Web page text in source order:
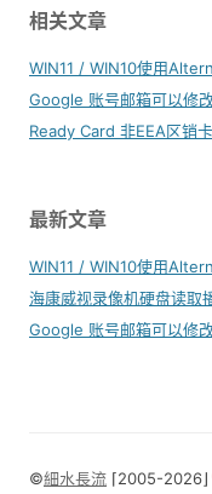
相关文章
WIN11 / WIN10使用
Google 账号邮箱可以修
Ready Card 非EEA区销
最新文章
WIN11 / WIN10使用
海康威视录像机硬盘读取
Google 账号邮箱可以修
©細水長流 ⌈2005-2026⌋